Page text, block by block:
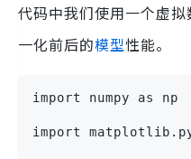
代码中我们使用一个虚
一化前后的模型性能。
import numpy as np
import